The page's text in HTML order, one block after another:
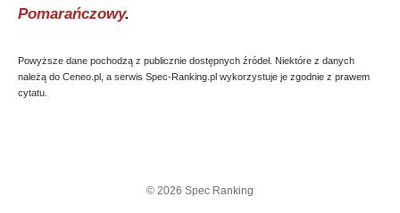
Pomarańczowy.
Powyższe dane pochodzą z publicznie dostępnych źródeł. Niektóre z danych
należą do Ceneo.pl, a serwis Spec-Ranking.pl wykorzystuje je zgodnie z prawem
cytatu.
© 2026 Spec Ranking